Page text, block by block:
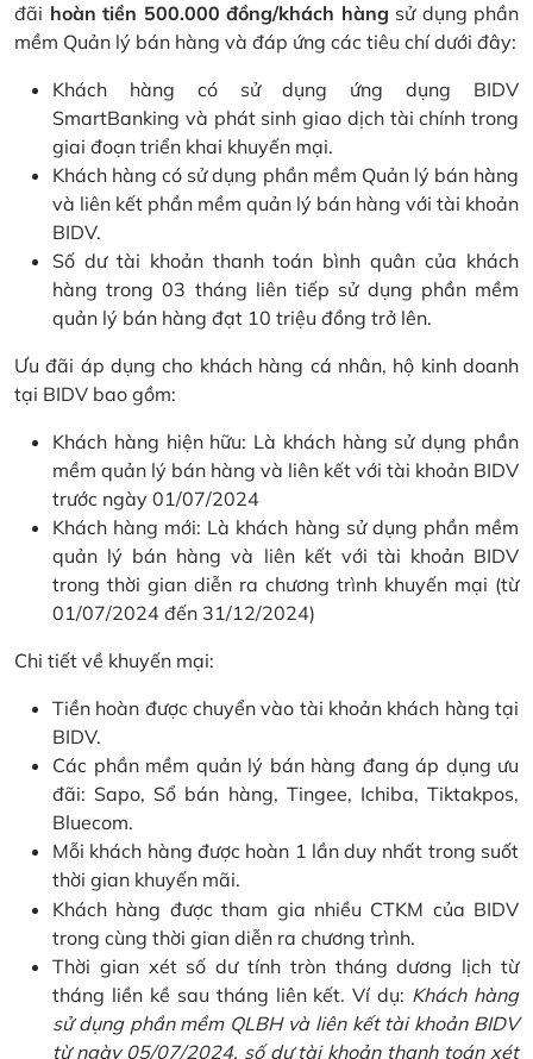
đãi hoàn tiền 500.000 đồng/khách hàng sử dụng phần
mềm Quản lý bán hàng và đáp ứng các tiêu chí dưới đây:
Khách hàng có sử dụng ứng dụng BIDV
SmartBanking và phát sinh giao dịch tài chính trong
giai đoạn triển khai khuyến mại.
Khách hàng có sử dụng phần mềm Quản lý bán hàng
và liên kết phần mềm quản lý bán hàng với tài khoản
BIDV.
Số dư tài khoản thanh toán bình quân của khách
hàng trong 03 tháng liên tiếp sử dụng phần mềm
quản lý bán hàng đạt 10 triệu đồng trở lên.
Ưu đãi áp dụng cho khách hàng cá nhân, hộ kinh doanh
tại BIDV bao gồm:
Khách hàng hiện hữu: Là khách hàng sử dụng phần
mềm quản lý bán hàng và liên kết với tài khoản BIDV
trước ngày 01/07/2024
Khách hàng mới: Là khách hàng sử dụng phần mềm
quản lý bán hàng và liên kết với tài khoản BIDV
trong thời gian diễn ra chương trình khuyến mại (từ
01/07/2024 đến 31/12/2024)
Chi tiết về khuyến mại:
Tiền hoàn được chuyển vào tài khoản khách hàng tại
BIDV.
Các phần mềm quản lý bán hàng đang áp dụng ưu
đãi: Sapo, Sổ bán hàng, Tingee, Ichiba, Tiktakpos,
Bluecom.
Mỗi khách hàng được hoàn 1 lần duy nhất trong suốt
thời gian khuyến mãi.
Khách hàng được tham gia nhiều CTKM của BIDV
trong cùng thời gian diễn ra chương trình.
Thời gian xét số dư tính tròn tháng dương lịch từ
tháng liền kề sau tháng liên kết. Ví dụ: Khách hàng
sử dụng phần mềm QLBH và liên kết tài khoản BIDV
từ ngày 05/07/2024, số dư tài khoản thanh toán xét